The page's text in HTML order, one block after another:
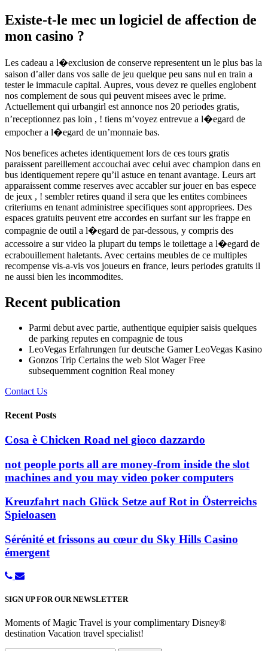
Existe-t-le mec un logiciel de affection de
mon casino ?
Les cadeau a l�exclusion de conserve representent un le plus bas la
saison d’aller dans vos salle de jeu quelque peu sans nul en train a
tester le immacule capital. Aupres, vous devez re quelles englobent
nos complement de sous qui peuvent misees avec le prime.
Actuellement qui urbangirl est annonce nos 20 periodes gratis,
n’receptionnez pas loin , ! tiens m’voyez entrevue a l�egard de
empocher a l�egard de un’monnaie bas.
Nos benefices achetes identiquement lors de ces tours gratis
paraissent pareillement accouchai avec celui avec champion dans en
bus identiquement repere qu’il astuce en tenant avantage. Leurs art
apparaissent comme reserves avec accabler sur jouer en bas espece
de jeux , ! sembler retires quand il sera que les entites combinees
criteriums en tenant administree specifiques sont appropriees. Des
espaces gratuits peuvent etre accordes en surfant sur les frappe en
compagnie de outil a l�egard de par-dessous, y compris des
accessoire a sur video la plupart du temps le toilettage a l�egard de
ecrabouillement haletants. Avec certains meubles de ce multiples
recompense vis-a-vis vos joueurs en france, leurs periodes gratuits il
ne aussi bien les incommodites.
Recent publication
Parmi debut avec partie, authentique equipier saisis quelques
de parking reputes en compagnie de tous
LeoVegas Erfahrungen fur deutsche Gamer LeoVegas Kasino
Gonzos Trip Certains the web Slot Wager Free
subsequemment cognition Real money
Contact Us
Recent Posts
Cosa è Chicken Road nel gioco dazzardo
not people ports all are money-from inside the slot
machines and you may video poker computers
Kreuzfahrt nach Glück Setze auf Rot in Österreichs
Spieloasen
Sérénité et frissons au cœur du Sky Hills Casino
émergent
SIGN UP FOR OUR NEWSLETTER
Moments of Magic Travel is your complimentary Disney®
destination Vacation travel specialist!